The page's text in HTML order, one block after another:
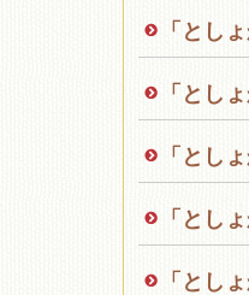
「とし
「とし
「とし
「とし
「とし